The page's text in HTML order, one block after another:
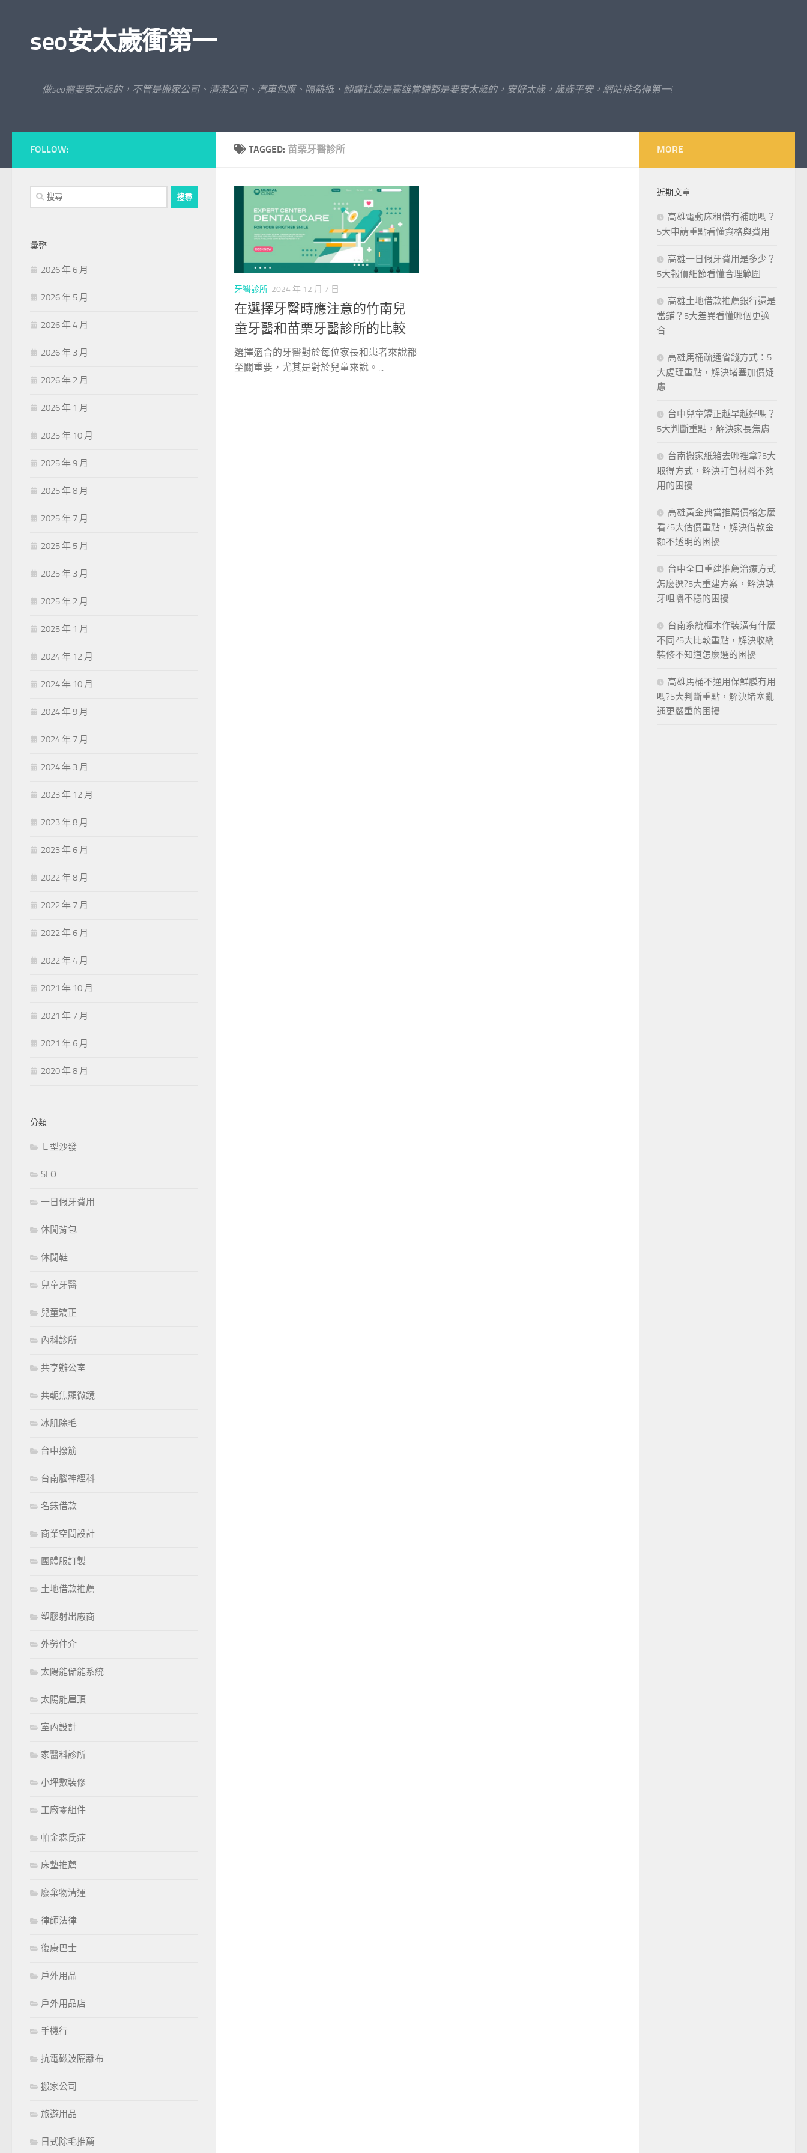
seo安太歲衝第一
做seo需要安太歲的，不管是搬家公司、清潔公司、汽車包膜、隔熱紙、翻譯社或是高雄當鋪都是要安太歲的，安好太歲，歲歲平安，網站排名得第一!
TAGGED: 苗栗牙醫診所
牙醫診所 2024 年 12 月 7 日
在選擇牙醫時應注意的竹南兒
童牙醫和苗栗牙醫診所的比較
選擇適合的牙醫對於每位家長和患者來說都
至關重要，尤其是對於兒童來說。...
FOLLOW:
搜
尋
字:
彙整
2026 年 6 月
2026 年 5 月
2026 年 4 月
2026 年 3 月
2026 年 2 月
2026 年 1 月
2025 年 10 月
2025 年 9 月
2025 年 8 月
2025 年 7 月
2025 年 5 月
2025 年 3 月
2025 年 2 月
2025 年 1 月
2024 年 12 月
2024 年 10 月
2024 年 9 月
2024 年 7 月
2024 年 3 月
2023 年 12 月
2023 年 8 月
2023 年 6 月
2022 年 8 月
2022 年 7 月
2022 年 6 月
2022 年 4 月
2021 年 10 月
2021 年 7 月
2021 年 6 月
2020 年 8 月
分類
Ｌ型沙發
SEO
一日假牙費用
休閒背包
休閒鞋
兒童牙醫
兒童矯正
內科診所
共享辦公室
共軛焦顯微鏡
冰肌除毛
台中撥筋
台南腦神經科
名錶借款
商業空間設計
團體服訂製
土地借款推薦
塑膠射出廠商
外勞仲介
太陽能儲能系統
太陽能屋頂
室內設計
家醫科診所
小坪數裝修
工廠零組件
帕金森氏症
床墊推薦
廢棄物清運
律師法律
復康巴士
戶外用品
戶外用品店
手機行
抗電磁波隔離布
搬家公司
旅遊用品
日式除毛推薦
MORE
近期文章
高雄電動床租借有補助嗎？
5大申請重點看懂資格與費用
高雄一日假牙費用是多少？
5大報價細節看懂合理範圍
高雄土地借款推薦銀行還是
當鋪？5大差異看懂哪個更適
合
高雄馬桶疏通省錢方式：5
大處理重點，解決堵塞加價疑
慮
台中兒童矯正越早越好嗎？
5大判斷重點，解決家長焦慮
台南搬家紙箱去哪裡拿?5大
取得方式，解決打包材料不夠
用的困擾
高雄黃金典當推薦價格怎麼
看?5大估價重點，解決借款金
額不透明的困擾
台中全口重建推薦治療方式
怎麼選?5大重建方案，解決缺
牙咀嚼不穩的困擾
台南系統櫃木作裝潢有什麼
不同?5大比較重點，解決收納
裝修不知道怎麼選的困擾
高雄馬桶不通用保鮮膜有用
嗎?5大判斷重點，解決堵塞亂
通更嚴重的困擾